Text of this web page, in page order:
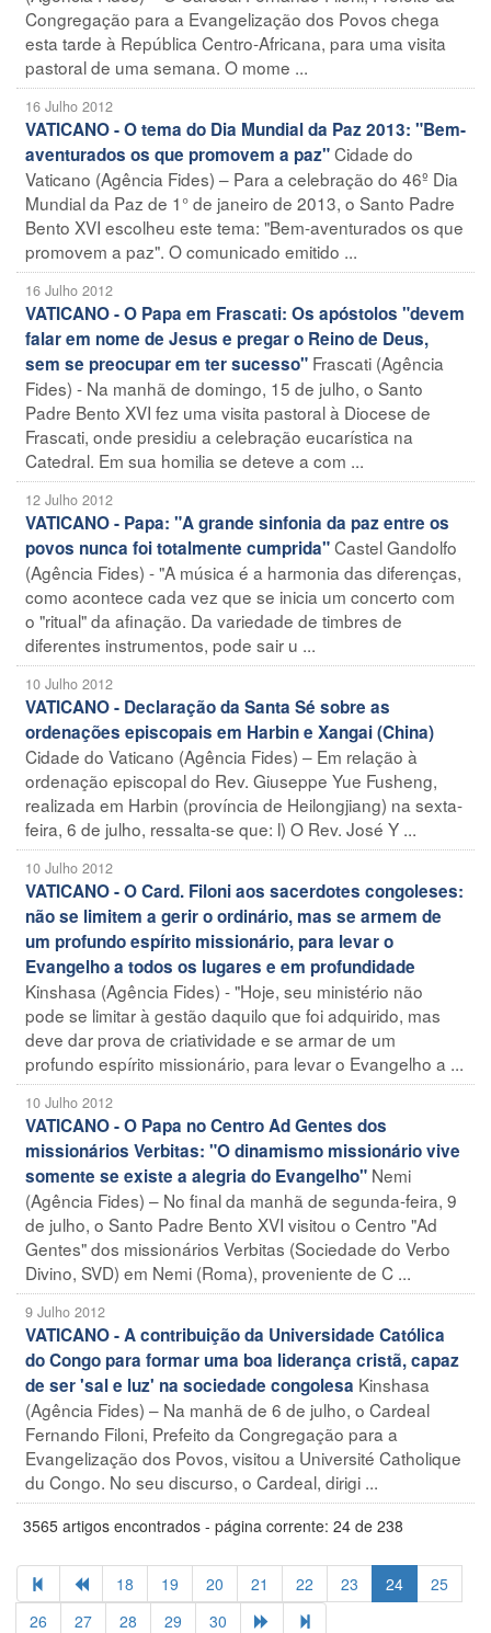
Congregação para a Evangelização dos Povos chega
esta tarde à República Centro-Africana, para uma visita
pastoral de uma semana. O mome ...
16 Julho 2012
VATICANO - O tema do Dia Mundial da Paz 2013: "Bem-
aventurados os que promovem a paz"Cidade do
Vaticano (Agência Fides) – Para a celebração do 46º Dia
Mundial da Paz de 1° de janeiro de 2013, o Santo Padre
Bento XVI escolheu este tema: "Bem-aventurados os que
promovem a paz". O comunicado emitido ...
16 Julho 2012
VATICANO - O Papa em Frascati: Os apóstolos "devem
falar em nome de Jesus e pregar o Reino de Deus,
sem se preocupar em ter sucesso" Frascati (Agência
Fides) - Na manhã de domingo, 15 de julho, o Santo
Padre Bento XVI fez uma visita pastoral à Diocese de
Frascati, onde presidiu a celebração eucarística na
Catedral. Em sua homilia se deteve a com ...
12 Julho 2012
VATICANO - Papa: "A grande sinfonia da paz entre os
povos nunca foi totalmente cumprida"Castel Gandolfo
(Agência Fides) - "A música é a harmonia das diferenças,
como acontece cada vez que se inicia um concerto com
o "ritual" da afinação. Da variedade de timbres de
diferentes instrumentos, pode sair u ...
10 Julho 2012
VATICANO - Declaração da Santa Sé sobre as
ordenações episcopais em Harbin e Xangai (China)
Cidade do Vaticano (Agência Fides) – Em relação à
ordenação episcopal do Rev. Giuseppe Yue Fusheng,
realizada em Harbin (província de Heilongjiang) na sexta-
feira, 6 de julho, ressalta-se que: l) O Rev. José Y ...
10 Julho 2012
VATICANO - O Card. Filoni aos sacerdotes congoleses:
não se limitem a gerir o ordinário, mas se armem de
um profundo espírito missionário, para levar o
Evangelho a todos os lugares e em profundidade
Kinshasa (Agência Fides) - "Hoje, seu ministério não
pode se limitar à gestão daquilo que foi adquirido, mas
deve dar prova de criatividade e se armar de um
profundo espírito missionário, para levar o Evangelho a ...
10 Julho 2012
VATICANO - O Papa no Centro Ad Gentes dos
missionários Verbitas: "O dinamismo missionário vive
somente se existe a alegria do Evangelho" Nemi
(Agência Fides) – No final da manhã de segunda-feira, 9
de julho, o Santo Padre Bento XVI visitou o Centro "Ad
Gentes" dos missionários Verbitas (Sociedade do Verbo
Divino, SVD) em Nemi (Roma), proveniente de C ...
9 Julho 2012
VATICANO - A contribuição da Universidade Católica
do Congo para formar uma boa liderança cristã, capaz
de ser 'sal e luz' na sociedade congolesa Kinshasa
(Agência Fides) – Na manhã de 6 de julho, o Cardeal
Fernando Filoni, Prefeito da Congregação para a
Evangelização dos Povos, visitou a Université Catholique
du Congo. No seu discurso, o Cardeal, dirigi ...
3565 artigos encontrados - página corrente: 24 de 238
18 19 20 21 22 23 24
25
26
27 28 29 30